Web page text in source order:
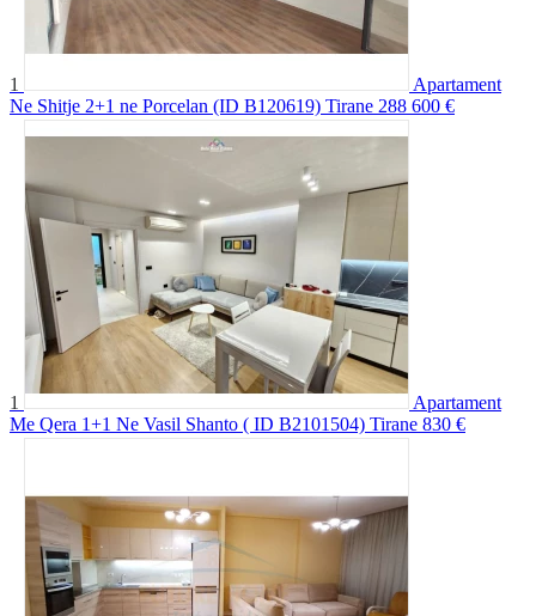
1
Apartament
Ne Shitje 2+1 ne Porcelan (ID B120619) Tirane 288 600 €
1
Apartament
Me Qera 1+1 Ne Vasil Shanto ( ID B2101504) Tirane 830 €